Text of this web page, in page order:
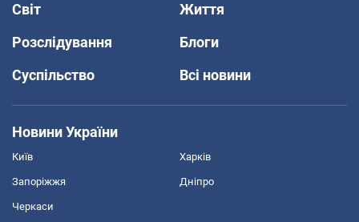
Світ
Життя
Розслідування
Блоги
Суспільство
Всі новини
Новини України
Київ Харків
Запоріжжя Дніпро
Черкаси